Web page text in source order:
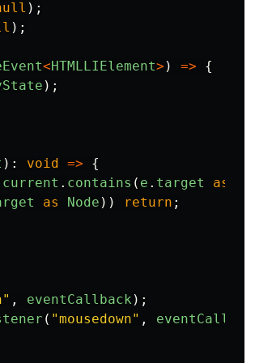
);
);
<HTMLLIElement> ) =>
{
);
): void =>
{
current . contains ( e . target as
as Node )) return ;
" , eventCallback );
( "mousedown" , eventCallback